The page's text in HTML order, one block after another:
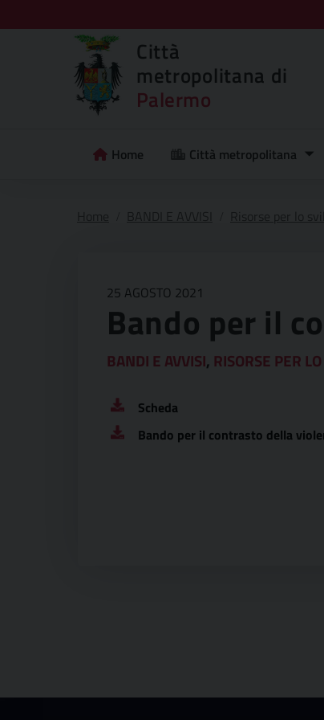
Città
metropolitana di
Palermo
Home Città metropolitana
25 AGOSTO 2021
Bando per il
BANDI E AVVISI, RISORSE PER
Scheda
Bando per il contrasto della